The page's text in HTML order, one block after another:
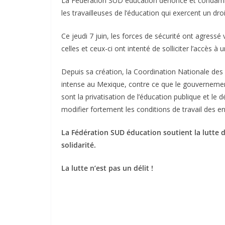
les travailleuses de l’éducation qui exercent un
Ce jeudi 7 juin, les forces de sécurité ont
celles et ceux-ci ont intenté de solliciter l’accès à
Depuis sa création, la Coordination Nationale
intense au Mexique, contre ce que le
sont la privatisation de l’éducation publique et le
modifier fortement les conditions de travail des
La Fédération SUD éducation soutient la lutte
solidarité.
La lutte n’est pas un délit !